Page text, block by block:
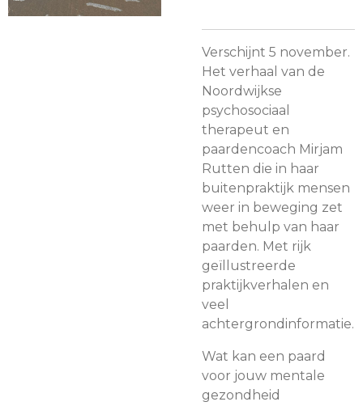
Verschijnt 5 november.
Het verhaal van de
Noordwijkse
psychosociaal
therapeut en
paardencoach Mirjam
Rutten die in haar
buitenpraktijk mensen
weer in beweging zet
met behulp van haar
paarden. Met rijk
geïllustreerde
praktijkverhalen en
veel
achtergrondinformatie.
Wat kan een paard
voor jouw mentale
gezondheid